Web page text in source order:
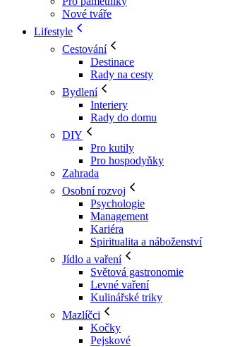
Nové tváře
Lifestyle
Cestování
Destinace
Rady na cesty
Bydlení
Interiery
Rady do domu
DIY
Pro kutily
Pro hospodyňky
Zahrada
Osobní rozvoj
Psychologie
Management
Kariéra
Spiritualita a náboženství
Jídlo a vaření
Světová gastronomie
Levné vaření
Kulinářské triky
Mazlíčci
Kočky
Pejskové